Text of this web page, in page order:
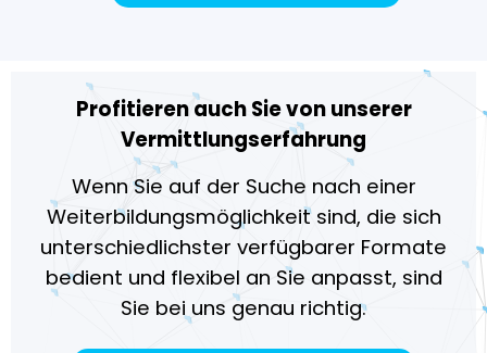
Profitieren auch Sie von unserer
Vermittlungserfahrung
Wenn Sie auf der Suche nach einer
Weiterbildungsmöglichkeit sind, die sich
unterschiedlichster verfügbarer Formate
bedient und flexibel an Sie anpasst, sind
Sie bei uns genau richtig.